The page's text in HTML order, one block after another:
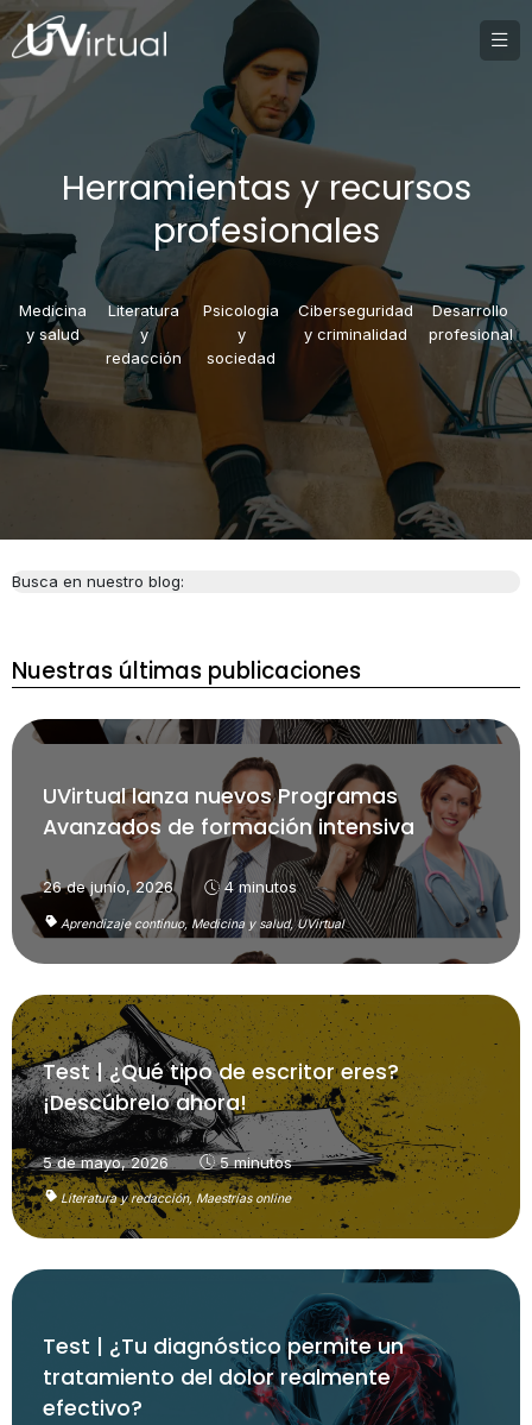
Herramientas y recursos
profesionales
Medicina
y salud
Literatura
y
redacción
Psicologia
y
sociedad
Ciberseguridad
y criminalidad
Desarrollo
profesional
Busca en nuestro blog:
Nuestras últimas publicaciones
UVirtual lanza nuevos Programas
Avanzados de formación intensiva
26 de junio, 2026 4 minutos
Aprendizaje continuo, Medicina y salud,UVirtual
Test | ¿Qué tipo de escritor eres?
¡Descúbrelo ahora!
5 de mayo, 2026 5 minutos
Literatura y redacción, Maestrías online
Test | ¿Tu diagnóstico permite un
tratamiento del dolor realmente
efectivo?